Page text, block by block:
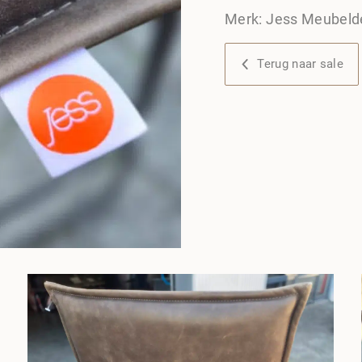
Merk: Jess
Terug naar sale